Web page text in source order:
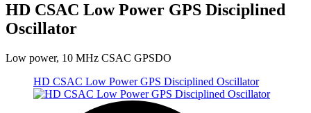
HD CSAC Low Power GPS Disciplined
Oscillator
Low power, 10 MHz CSAC GPSDO
HD CSAC Low Power GPS Disciplined Oscillator